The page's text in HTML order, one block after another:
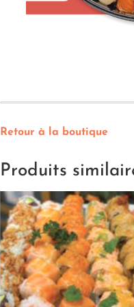
Retour à la boutique
Produits